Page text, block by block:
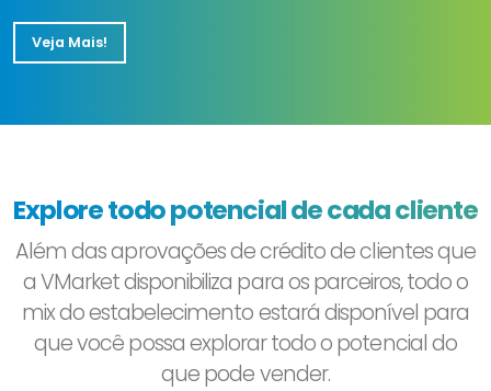
Veja Mais!
Explore todo potencial de cada cliente
Além das aprovações de crédito de clientes que
a VMarket disponibiliza para os parceiros, todo o
mix do estabelecimento estará disponível para
que você possa explorar todo o potencial do
que pode vender.